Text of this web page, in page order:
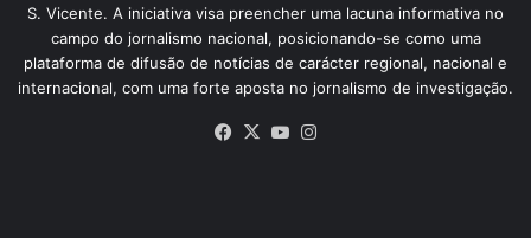
S. Vicente. A iniciativa visa preencher uma lacuna informativa no
campo do jornalismo nacional, posicionando-se como uma
plataforma de difusão de notícias de carácter regional, nacional e
internacional, com uma forte aposta no jornalismo de investigação.
Facebook
X YouTube